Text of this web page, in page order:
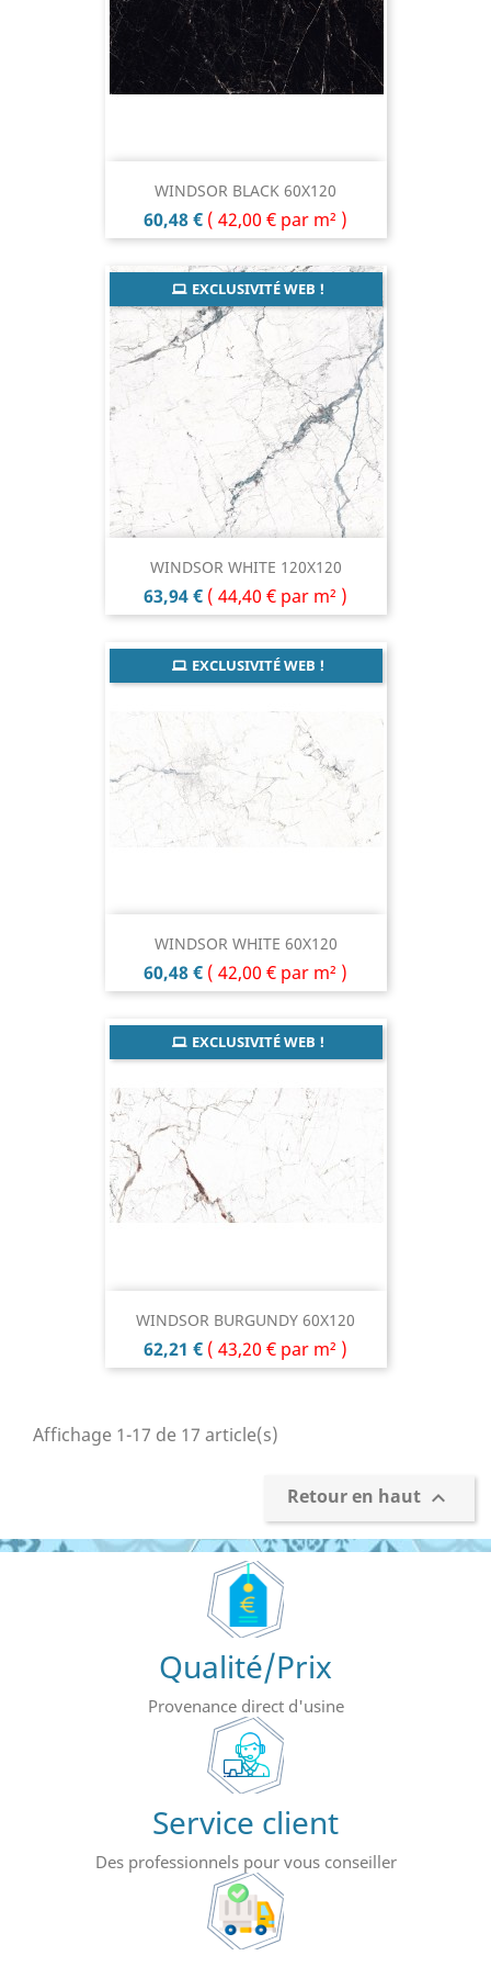
WINDSOR BLACK 60X120
Prix
60,48 € ( 42,00 € par m² )
WINDSOR WHITE 120X120
Prix
63,94 € ( 44,40 € par m² )
EXCLUSIVITÉ WEB !
WINDSOR WHITE 60X120
Prix
60,48 € ( 42,00 € par m² )
EXCLUSIVITÉ WEB !
WINDSOR BURGUNDY 60X120
Prix
62,21 € ( 43,20 € par m² )
EXCLUSIVITÉ WEB !
Affichage 1-17 de 17 article(s)
Retour en haut 
Qualité/Prix
Provenance direct d'usine
Service client
Des professionnels pour vous conseiller